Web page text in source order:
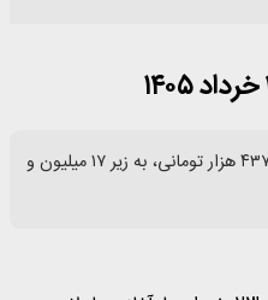
قیمت هر گرم طلا ۱۸ عیار با کاهش ۴۳۷ هزار تومانی، به زیر ۱۷ میلیون و